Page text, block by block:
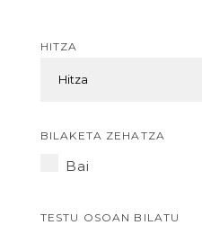
HITZA
BILAKETA ZEHATZA
Bai
TESTU OSOAN BILATU